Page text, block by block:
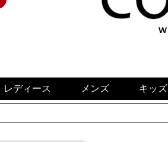
レディース メンズ キッズ